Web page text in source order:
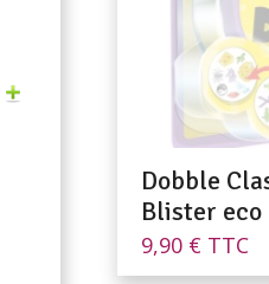
Dobble
Blister eco
9,90 € TTC